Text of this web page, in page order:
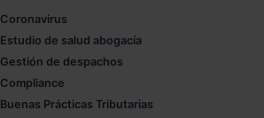
navegador. Si no seleccionas
las que sean indispensables para la
Saber más acerca de las cookies
Coronavirus
Estudio de salud abogacía
Gestión de despachos
Compliance
Buenas Prácticas Tributarias